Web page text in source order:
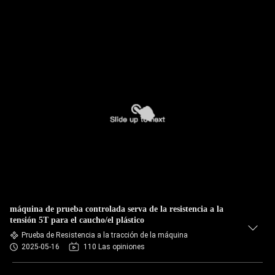
máquina de prueba controlada serva de la resistencia a la
tensión 5T para el caucho/el plástico
Prueba de Resistencia a la tracción de la máquina
2025-05-16
110 Las opiniones